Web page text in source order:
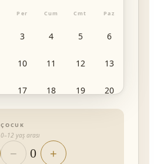
Per Cum Cmt Paz
3 4 5 6
10 11 12 13
17 18 19 20
ÇOCUK
0–12 yaş arası
− 0 +